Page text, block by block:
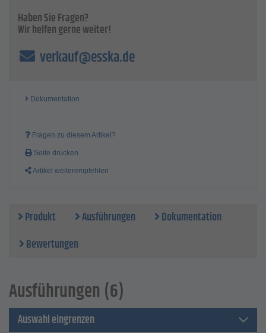
Haben Sie Fragen?
Wir helfen gerne weiter!
verkauf@esska.de
Dokumentation
Fragen zu diesem Artikel?
Seite drucken
Artikel weiterempfehlen
Produkt Ausführungen
Dokumentation
Bewertungen
Ausführungen (6)
Auswahl eingrenzen